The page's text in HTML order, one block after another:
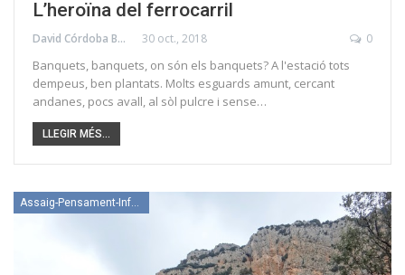
L’heroïna del ferrocarril
David Córdoba Bou 30 oct., 2018 0
Banquets, banquets, on són els banquets? A l'estació tots
dempeus, ben plantats. Molts esguards amunt, cercant
andanes, pocs avall, al sòl pulcre i sense…
LLEGIR MÉS...
Assaig-Pensament-Informació